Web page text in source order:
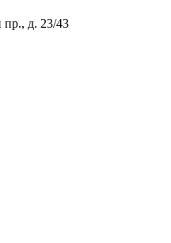
пр., д. 23/43